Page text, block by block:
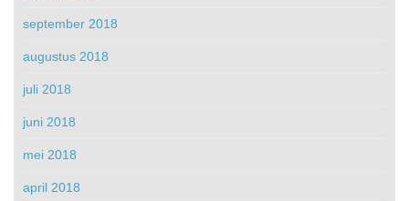
september 2018
augustus 2018
juli 2018
juni 2018
mei 2018
april 2018